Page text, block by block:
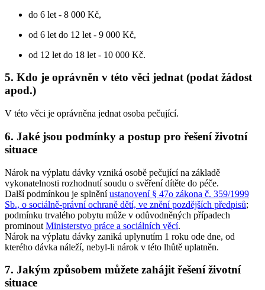
do 6 let - 8 000 Kč,
od 6 let do 12 let - 9 000 Kč,
od 12 let do 18 let - 10 000 Kč.
5. Kdo je oprávněn v této věci jednat (podat žádost
apod.)
V této věci je oprávněna jednat osoba pečující.
6. Jaké jsou podmínky a postup pro řešení životní
situace
Nárok na výplatu dávky vzniká osobě pečující na základě
vykonatelnosti rozhodnutí soudu o svěření dítěte do péče.
Další podmínkou je splněníustanovení § 47o zákona č. 359/1999
Sb., o sociálně-právní ochraně dětí, ve znění pozdějších předpisů;
podmínku trvalého pobytu může v odůvodněných případech
prominout Ministerstvo práce a sociálních věcí.
Nárok na výplatu dávky zaniká uplynutím 1 roku ode dne, od
kterého dávka náleží, nebyl-li nárok v této lhůtě uplatněn.
7. Jakým způsobem můžete zahájit řešení životní
situace